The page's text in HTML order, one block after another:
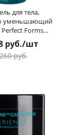
для тела,
уменьшающий
Forms
de Capuccini
Капучини) 500
мл
руб./шт
руб.